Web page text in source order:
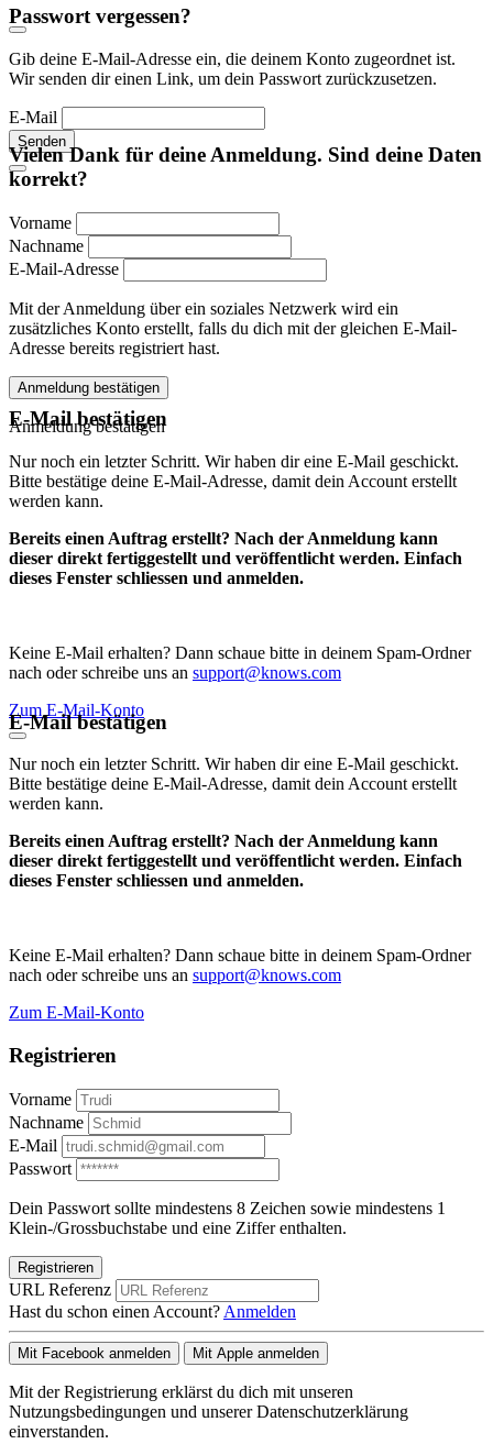
Passwort vergessen?
Gib deine E-Mail-Adresse ein, die deinem Konto zugeordnet ist.
Wir senden dir einen Link, um dein Passwort zurückzusetzen.
E-Mail
Senden
Vielen Dank für deine Anmeldung. Sind deine Daten
korrekt?
Vorname
Nachname
E-Mail-Adresse
Mit der Anmeldung über ein soziales Netzwerk wird ein
zusätzliches Konto erstellt, falls du dich mit der gleichen E-Mail-
Adresse bereits registriert hast.
Anmeldung bestätigen
Anmeldung bestätigen
E-Mail bestätigen
Nur noch ein letzter Schritt. Wir haben dir eine E-Mail geschickt.
Bitte bestätige deine E-Mail-Adresse, damit dein Account erstellt
werden kann.
Bereits einen Auftrag erstellt? Nach der Anmeldung kann
dieser direkt fertiggestellt und veröffentlicht werden. Einfach
dieses Fenster schliessen und anmelden.
Keine E-Mail erhalten? Dann schaue bitte in deinem Spam-Ordner
nach oder schreibe uns an support@knows.com
Zum E-Mail-Konto
E-Mail bestätigen
Nur noch ein letzter Schritt. Wir haben dir eine E-Mail geschickt.
Bitte bestätige deine E-Mail-Adresse, damit dein Account erstellt
werden kann.
Bereits einen Auftrag erstellt? Nach der Anmeldung kann
dieser direkt fertiggestellt und veröffentlicht werden. Einfach
dieses Fenster schliessen und anmelden.
Keine E-Mail erhalten? Dann schaue bitte in deinem Spam-Ordner
nach oder schreibe uns an support@knows.com
Zum E-Mail-Konto
Registrieren
Vorname
Nachname
E-Mail
Passwort
Dein Passwort sollte mindestens 8 Zeichen sowie mindestens 1
Klein-/Grossbuchstabe und eine Ziffer enthalten.
Registrieren
URL Referenz
Hast du schon einen Account? Anmelden
Mit Facebook anmelden Mit Apple anmelden
Mit der Registrierung erklärst du dich mit unseren
Nutzungsbedingungen und unserer Datenschutzerklärung
einverstanden.